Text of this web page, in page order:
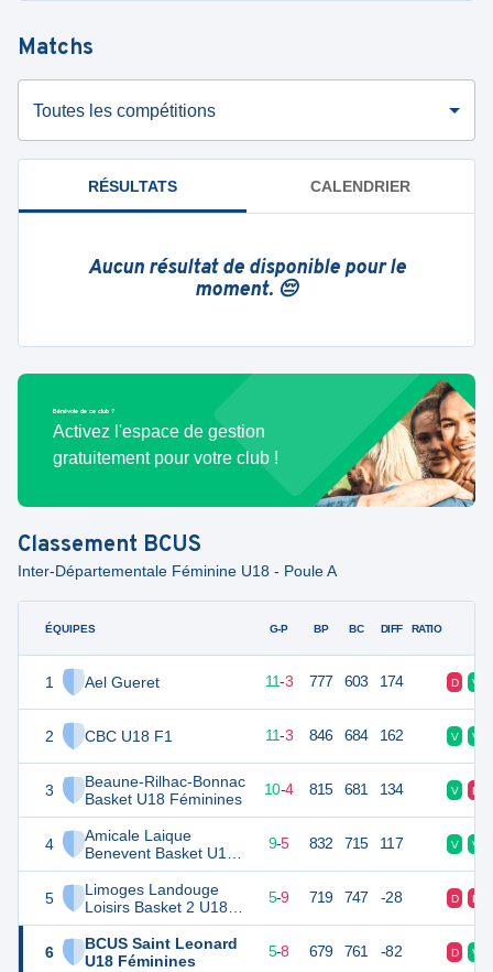
Matchs
Toutes les compétitions
RÉSULTATS CALENDRIER
Aucun résultat de disponible pour le
moment. 😔
Bénévole de ce club ?
Activez l'espace de gestion
gratuitement pour votre club !
Classement BCUS
Inter-Départementale Féminine U18 - Poule A
ÉQUIPES
1 Ael Gueret
2 CBC U18 F1
3
Beaune-Rilhac-Bonnac
Basket U18 Féminines
4
Amicale Laique
Benevent Basket U18
Féminines
5
Limoges Landouge
Loisirs Basket 2 U18
Féminines
6
BCUS Saint Leonard
U18 Féminines
G-P BP BC DIFF RATIO
11-3 777 603 174 D V
11-3 846 684 162 V V
24 14 10-4 815 681 134 V D
23 9-5 832 715 117 V V
19 5-9 719 747 -28 D D
18 14 5-8 679 761 -82 D V